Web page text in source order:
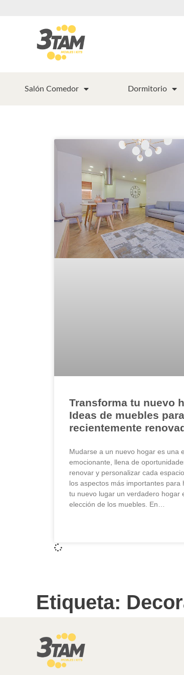
Salón Comedor Dormitorio
Transforma tu nuevo
Ideas de muebles
recientemente
Mudarse a un nuevo hogar es una
emocionante, llena de
renovar y personalizar cada
los aspectos más importantes para
tu nuevo lugar un verdadero hogar
elección de los muebles. En…
Etiqueta: